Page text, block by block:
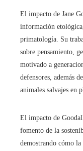
El impacto de Jane
información
primatología. Su
sobre pensamiento,
motivado a
defensores, además
animales salvajes en
El impacto de
fomento de la
demostrando cómo